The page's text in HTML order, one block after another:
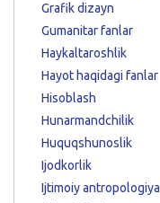
Grafik dizayn
Gumanitar fanlar
Haykaltaroshlik
Hayot haqidagi fanlar
Hisoblash
Hunarmandchilik
Huquqshunoslik
Ijodkorlik
Ijtimoiy antropologiya